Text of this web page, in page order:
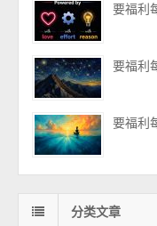
要福利
要福利
要福利
分类文章